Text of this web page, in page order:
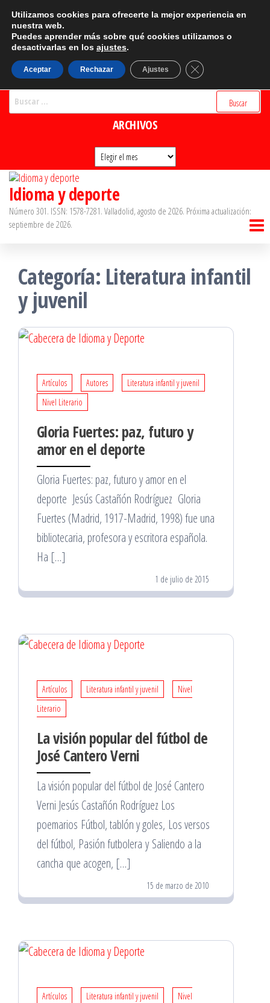
Saltar
contenido
CATEGORÍAS
Categorías
BUSCADOR
ARCHIVOS
Archivos
Idioma y deporte
Número 301. ISSN: 1578-7281. Valladolid, agosto de 2026. Próxima actualización:
septiembre de 2026.
Categoría: Literatura infantil
y juvenil
Artículos Autores
Literatura infantil y juvenil
Nivel Literario
Gloria Fuertes: paz, futuro y
amor en el deporte
Gloria Fuertes: paz, futuro y amor en el
deporte Jesús Castañón Rodríguez Gloria
Fuertes (Madrid, 1917-Madrid, 1998) fue una
bibliotecaria, profesora y escritora española.
Ha […]
1 de julio de 2015
Artículos Literatura infantil y juvenil
Nivel
Literario
La visión popular del fútbol de
José Cantero Verni
La visión popular del fútbol de José Cantero
Verni Jesús Castañón Rodríguez Los
poemarios Fútbol, tablón y goles, Los versos
del fútbol, Pasión futbolera y Saliendo a la
cancha que acogen, […]
15 de marzo de 2010
Artículos Literatura infantil y juvenil
Nivel
Utilizamos cookies para ofrecerte la mejor experiencia en
nuestra web.
Puedes aprender más sobre qué cookies utilizamos o
desactivarlas en los ajustes.
Aceptar Rechazar Ajustes Cerrar el banner